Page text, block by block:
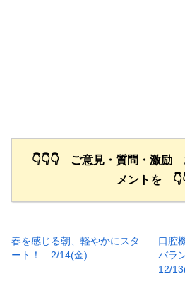
👇👇👇 ご意見・質問・激励
メントを
春を感じる朝、軽やかにスタ
ート！ 2/14(金)
口腔
バラ
12/